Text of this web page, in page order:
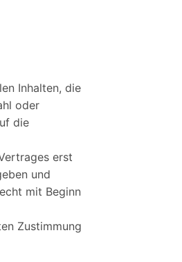
Inhalten, die
oder
die
erst
und
mit Beginn
Zustimmung